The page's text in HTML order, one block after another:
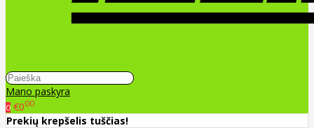
Mano paskyra
0 €000
Prekių krepšelis tuščias!